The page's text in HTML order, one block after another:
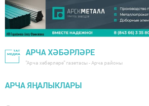
АРЧА ХӘБӘРЛӘРЕ
"Арча хәбәрләре" газетасы - Арча районы
АРЧА ЯҢАЛЫКЛАРЫ